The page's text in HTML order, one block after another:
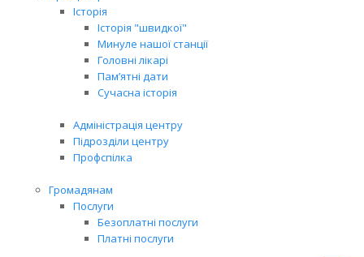
Історія
Історія "швидкої"
Минуле нашої станції
Головні лікарі
Пам’ятні дати
Сучасна історія
Адміністрація центру
Підрозділи центру
Профспілка
Громадянам
Послуги
Безоплатні послуги
Платні послуги